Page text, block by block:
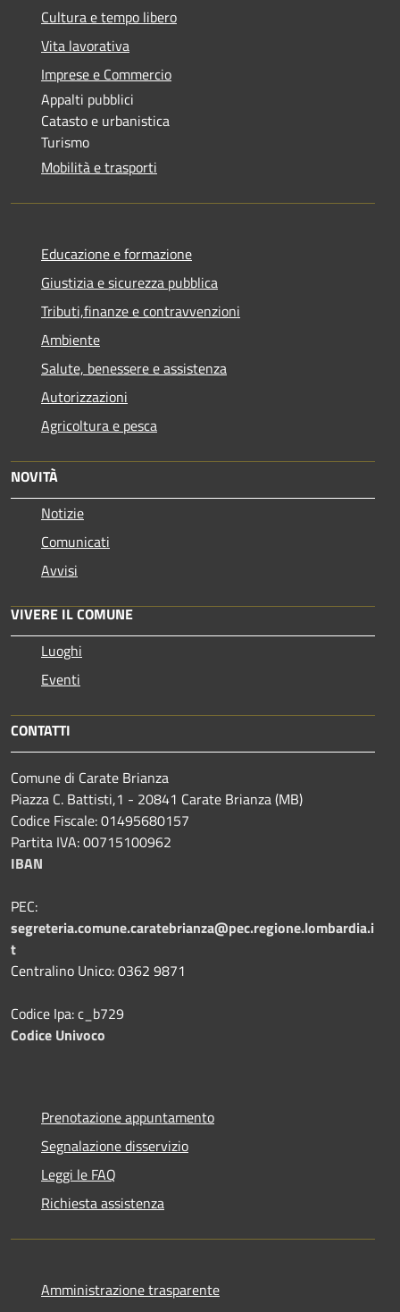
Cultura e tempo libero
Vita lavorativa
Imprese e Commercio
Appalti pubblici
Catasto e urbanistica
Turismo
Mobilità e trasporti
Educazione e formazione
Giustizia e sicurezza pubblica
Tributi,finanze e contravvenzioni
Ambiente
Salute, benessere e assistenza
Autorizzazioni
Agricoltura e pesca
NOVITÀ
Notizie
Comunicati
Avvisi
VIVERE IL COMUNE
Luoghi
Eventi
CONTATTI
Comune di Carate Brianza
Piazza C. Battisti,1 - 20841 Carate Brianza (MB)
Codice Fiscale: 01495680157
Partita IVA: 00715100962
IBAN
PEC:
segreteria.comune.caratebrianza@pec.regione.lombardia.i
t
Centralino Unico: 0362 9871
Codice Ipa: c_b729
Codice Univoco
Prenotazione appuntamento
Segnalazione disservizio
Leggi le FAQ
Richiesta assistenza
Amministrazione trasparente